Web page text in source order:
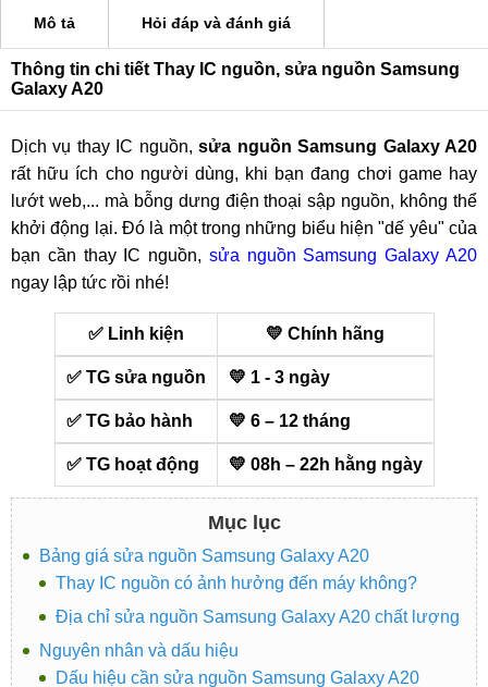
Mô tả Hỏi đáp và đánh giá
Thông tin chi tiết Thay IC nguồn, sửa nguồn Samsung
Galaxy A20
Dịch vụ thay IC nguồn,sửa nguồn Samsung Galaxy A20
rất hữu ích cho người dùng, khi bạn đang chơi game hay
lướt web,... mà bỗng dưng điện thoại sập nguồn, không thể
khởi động lại. Đó là một trong những biểu hiện "dế yêu" của
bạn cần thay IC nguồn, sửa nguồn Samsung Galaxy A20
ngay lập tức rồi nhé!
✅ Linh kiện 💛 Chính hãng
✅ TG sửa nguồn 💛 1 - 3 ngày
✅ TG bảo hành 💛 6 – 12 tháng
✅ TG hoạt động 💛 08h – 22h hằng ngày
Mục lục
Bảng giá sửa nguồn Samsung Galaxy A20
Thay IC nguồn có ảnh hưởng đến máy không?
Địa chỉ sửa nguồn Samsung Galaxy A20 chất lượng
Nguyên nhân và dấu hiệu
Dấu hiệu cần sửa nguồn Samsung Galaxy A20